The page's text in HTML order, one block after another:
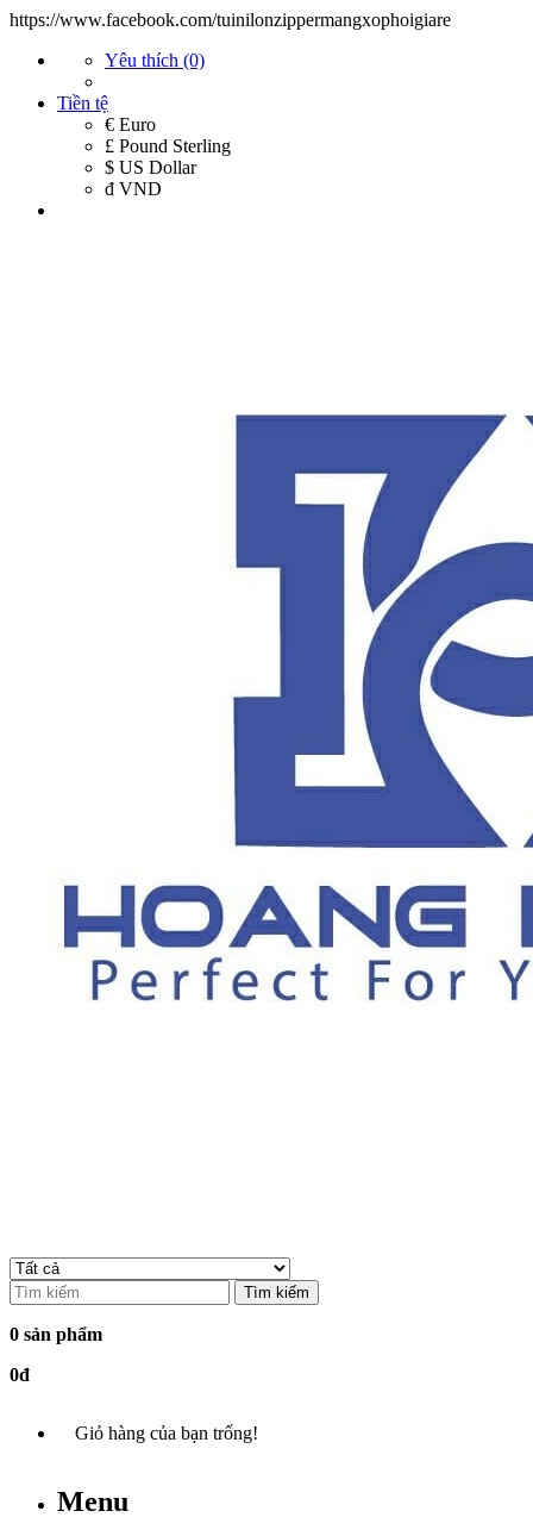
https://www.facebook.com/tuinilonzippermangxophoigiare
Yêu thích (0)
Tiền tệ
€ Euro
£ Pound Sterling
$ US Dollar
đ VND
Tìm kiếm
0 sản phẩm
0đ
Giỏ hàng của bạn trống!
Menu